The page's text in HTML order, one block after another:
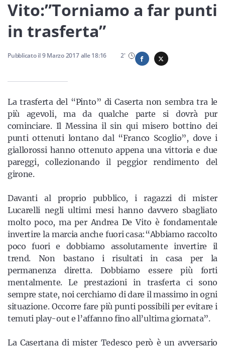
Servizi
Resta sempre aggiornato con le ultime news, iscriviti alla
nostra newsletter
Iscriviti
Vito:”Torniamo a far punti
in trasferta”
Pubblicato il9 Marzo 2017alle18:16 2'
La trasferta del “Pinto” di Caserta non sembra tra le
più agevoli, ma da qualche parte si dovrà pur
cominciare. Il Messina il sin qui misero bottino dei
punti ottenuti lontano dal “Franco Scoglio”, dove i
giallorossi hanno ottenuto appena una vittoria e due
pareggi, collezionando il peggior rendimento del
girone.
Davanti al proprio pubblico, i ragazzi di mister
Lucarelli negli ultimi mesi hanno davvero sbagliato
molto poco, ma per Andrea De Vito è fondamentale
invertire la marcia anche fuori casa:“Abbiamo raccolto
poco fuori e dobbiamo assolutamente invertire il
trend. Non bastano i risultati in casa per la
permanenza diretta. Dobbiamo essere più forti
mentalmente. Le prestazioni in trasferta ci sono
sempre state, noi cerchiamo di dare il massimo in ogni
situazione. Occorre fare più punti possibili per evitare i
temuti play-out e l’affanno fino all’ultima giornata”.
La Casertana di mister Tedesco però è un avversario